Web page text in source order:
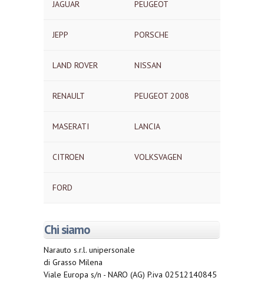
JAGUAR PEUGEOT
JEPP PORSCHE
LAND ROVER NISSAN
RENAULT PEUGEOT 2008
MASERATI LANCIA
CITROEN VOLKSVAGEN
FORD
Chi siamo
Narauto s.r.l. unipersonale
di Grasso Milena
Viale Europa s/n - NARO (AG) P.iva 02512140845